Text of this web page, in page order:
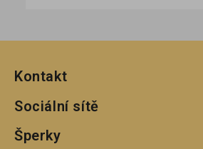
Kontakt
Sociální sítě
Šperky